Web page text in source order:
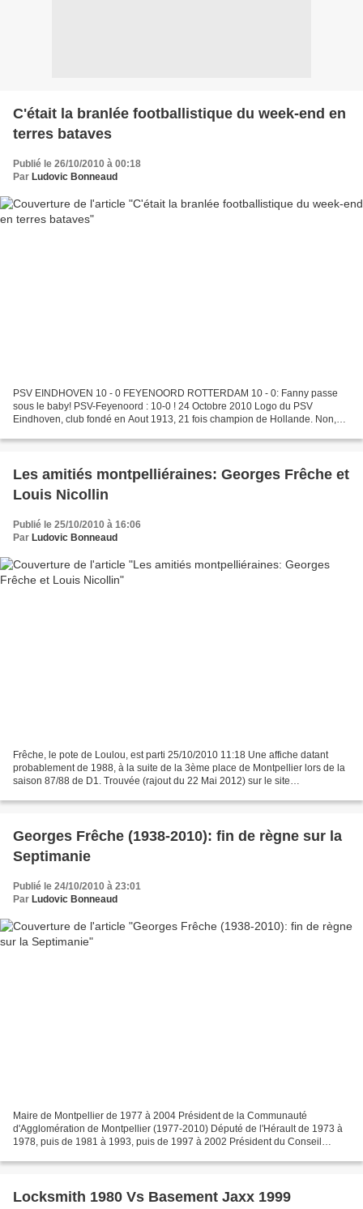
C'était la branlée footballistique du week-end en
terres bataves
Publié le 26/10/2010 à 00:18
Par Ludovic Bonneaud
PSV EINDHOVEN 10 - 0 FEYENOORD ROTTERDAM 10 - 0: Fanny passe
sous le baby! PSV-Feyenoord : 10-0 ! 24 Octobre 2010 Logo du PSV
Eindhoven, club fondé en Aout 1913, 21 fois champion de Hollande. Non,
Les amitiés montpelliéraines: Georges Frêche et
Louis Nicollin
Publié le 25/10/2010 à 16:06
Par Ludovic Bonneaud
Frêche, le pote de Loulou, est parti 25/10/2010 11:18 Une affiche datant
probablement de 1988, à la suite de la 3ème place de Montpellier lors de la
saison 87/88 de D1. Trouvée (rajout du 22 Mai 2012) sur le site
Georges Frêche (1938-2010): fin de règne sur la
Septimanie
Publié le 24/10/2010 à 23:01
Par Ludovic Bonneaud
Maire de Montpellier de 1977 à 2004 Président de la Communauté
d'Agglomération de Montpellier (1977-2010) Député de l'Hérault de 1973 à
1978, puis de 1981 à 1993, puis de 1997 à 2002 Président du Conseil
Locksmith 1980 Vs Basement Jaxx 1999